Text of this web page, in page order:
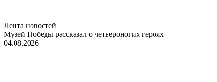
Лента новостей
Музей Победы рассказал о четвероногих героях
04.08.2026